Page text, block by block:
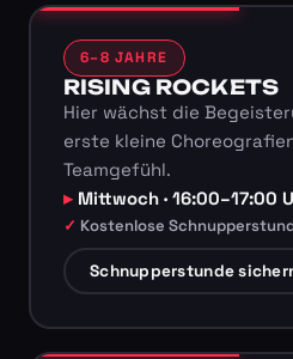
6–8 JAHRE
RISING ROCKETS
Hier wächst die
erste kleine
Teamgefühl.
Mittwoch · 16:00–17:00
Kostenlose
Schnupperstunde